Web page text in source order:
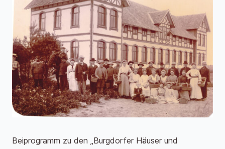
Beiprogramm zu den „Burgdorfer Häuser und